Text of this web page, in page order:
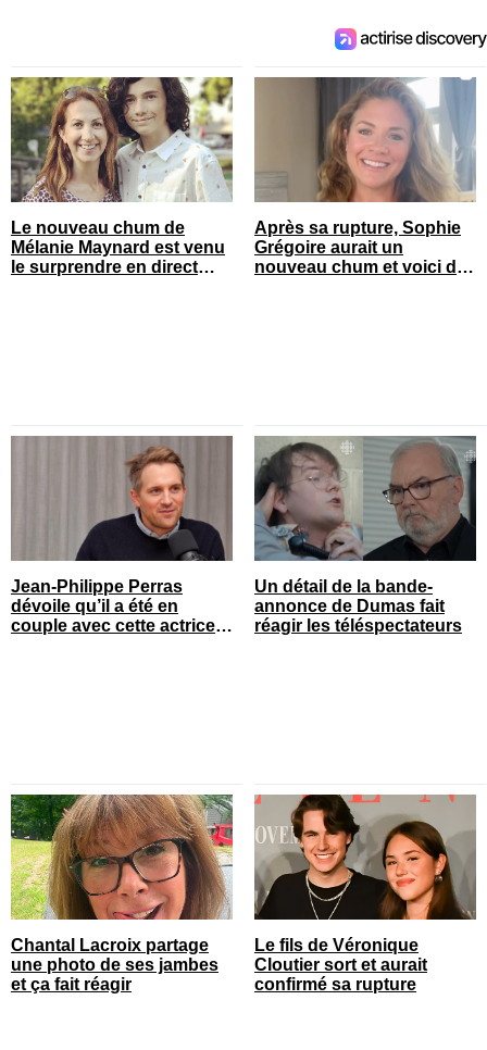
Le nouveau chum de
Mélanie Maynard est venu
le surprendre en direct
Après sa rupture, Sophie
Grégoire aurait un
nouveau chum et voici de
Jean-Philippe Perras
dévoile qu’il a été en
couple avec cette actrice
Un détail de la bande-
annonce de Dumas fait
réagir les téléspectateurs
Chantal Lacroix partage
une photo de ses jambes
et ça fait réagir
Le fils de Véronique
Cloutier sort et aurait
confirmé sa rupture